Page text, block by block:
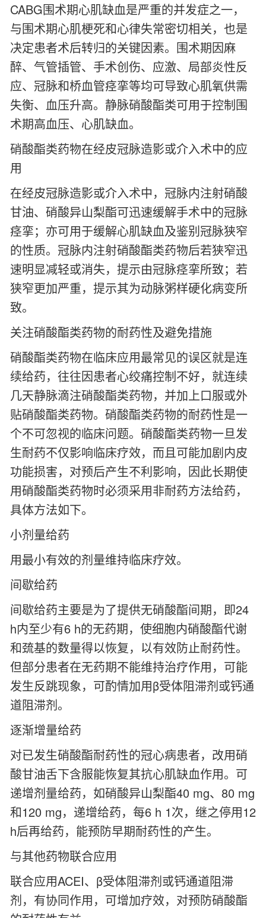
CABG围术期心肌缺血是严重的并发症之一，
与围术期心肌梗死和心律失常密切相关，也是
决定患者术后转归的关键因素。围术期因麻
醉、气管插管、手术创伤、应激、局部炎性反
应、冠脉和桥血管痉挛等均可导致心肌氧供需
失衡、血压升高。静脉硝酸酯类可用于控制围
术期高血压、心肌缺血。
硝酸酯类药物在经皮冠脉造影或介入术中的应
用
在经皮冠脉造影或介入术中，冠脉内注射硝酸
甘油、硝酸异山梨酯可迅速缓解手术中的冠脉
痉挛；亦可用于缓解心肌缺血及鉴别冠脉狭窄
的性质。冠脉内注射硝酸酯类药物后若狭窄迅
速明显减轻或消失，提示由冠脉痉挛所致；若
狭窄更加严重，提示其为动脉粥样硬化病变所
致。
关注硝酸酯类药物的耐药性及避免措施
硝酸酯类药物在临床应用最常见的误区就是连
续给药，往往因患者心绞痛控制不好，就连续
几天静脉滴注硝酸酯类药物，并加上口服或外
贴硝酸酯类药物。硝酸酯类药物的耐药性是一
个不可忽视的临床问题。硝酸酯类药物一旦发
生耐药不仅影响临床疗效，而且可能加剧内皮
功能损害，对预后产生不利影响，因此长期使
用硝酸酯类药物时必须采用非耐药方法给药，
具体方法如下。
小剂量给药
用最小有效的剂量维持临床疗效。
间歇给药
间歇给药主要是为了提供无硝酸酯间期，即24
h内至少有6 h的无药期，使细胞内硝酸酯代谢
和巯基的数量得以恢复，以有效防止耐药性。
但部分患者在无药期不能维持治疗作用，可能
发生反跳现象，可酌情加用β受体阻滞剂或钙通
道阻滞剂。
逐渐增量给药
对已发生硝酸酯耐药性的冠心病患者，改用硝
酸甘油舌下含服能恢复其抗心肌缺血作用。可
递增剂量给药，如硝酸异山梨酯40 mg、80 mg
和120 mg，递增给药，每6 h 1次，继之停用12
h后再给药，能预防早期耐药性的产生。
与其他药物联合应用
联合应用ACEI、β受体阻滞剂或钙通道阻滞
剂，有协同作用，可增加疗效，对预防硝酸酯